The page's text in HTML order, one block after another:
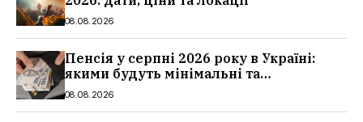
08.08.2026
Пенсія у серпні 2026 року в Україні:
якими будуть мінімальні та
максимальні виплати, суми
08.08.2026